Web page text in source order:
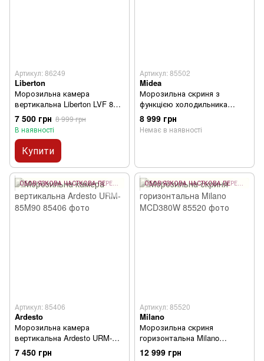
Артикул: 86249
Liberton
Морозильна камера
вертикальна Liberton LVF 85-
90SH
7 500 грн 8 999 грн
В наявності
Купити
Артикул: 85502
Midea
Морозильна скриня з
функцією холодильника
Midea MDRC280SLF01G
8 999 грн
Немає в наявності
Артикул: 85406
Ardesto
Морозильна камера
вертикальна Ardesto URM-
85M90
7 450 грн
Артикул: 85520
Milano
Морозильна скриня
горизонтальна Milano
MCD380W
12 999 грн